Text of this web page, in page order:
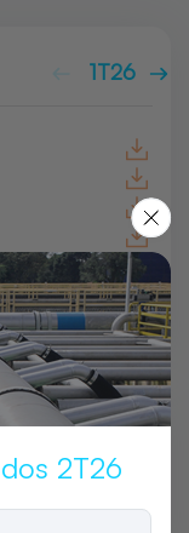
1T26
2T26